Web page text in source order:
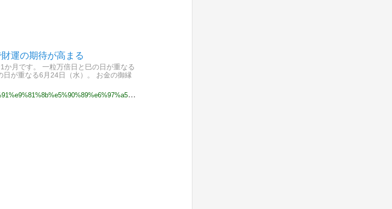
運の期待が高まる
月です。 一粒万倍日と巳の日が重なる
が重なる6月24日（水）。 お金の御縁